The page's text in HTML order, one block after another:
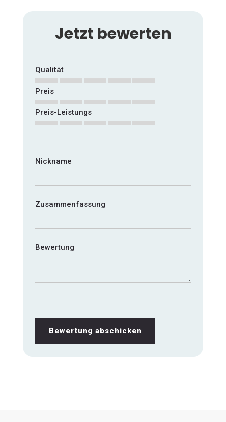
Jetzt bewerten
Qualität
1
star
2
stars
3
stars
4
stars
5
stars
Preis
1
star
2
stars
3
stars
4
stars
5
stars
Preis-Leistungs
Nickname
Zusammenfassung
Bewertung
Bewertung abschicken